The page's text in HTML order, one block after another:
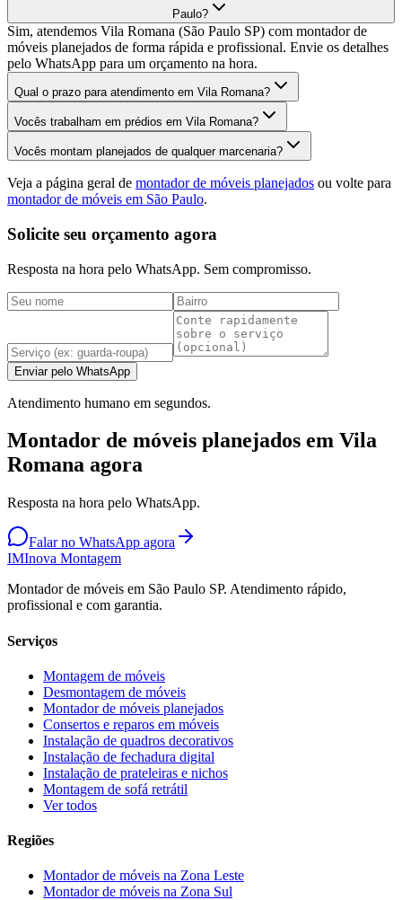
Paulo?
Sim, atendemos Vila Romana (São Paulo SP) com montador de
móveis planejados de forma rápida e profissional. Envie os detalhes
pelo WhatsApp para um orçamento na hora.
Qual o prazo para atendimento em Vila Romana?
Vocês trabalham em prédios em Vila Romana?
Vocês montam planejados de qualquer marcenaria?
Veja a página geral de montador de móveis planejados ou volte para
montador de móveis em São Paulo.
Solicite seu orçamento agora
Resposta na hora pelo WhatsApp. Sem compromisso.
Enviar pelo WhatsApp
Atendimento humano em segundos.
Montador de móveis planejados em Vila
Romana agora
Resposta na hora pelo WhatsApp.
Falar no WhatsApp agora
IMInova Montagem
Montador de móveis em São Paulo SP. Atendimento rápido,
profissional e com garantia.
Serviços
Montagem de móveis
Desmontagem de móveis
Montador de móveis planejados
Consertos e reparos em móveis
Instalação de quadros decorativos
Instalação de fechadura digital
Instalação de prateleiras e nichos
Montagem de sofá retrátil
Ver todos
Regiões
Montador de móveis na Zona Leste
Montador de móveis na Zona Sul